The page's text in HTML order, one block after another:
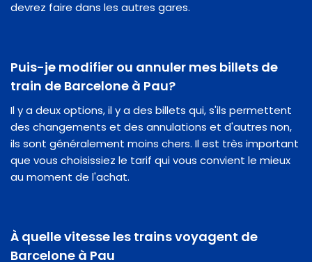
devrez faire dans les autres gares.
Puis-je modifier ou annuler mes billets de
train de Barcelone à Pau?
Il y a deux options, il y a des billets qui, s'ils permettent
des changements et des annulations et d'autres non,
ils sont généralement moins chers. Il est très important
que vous choisissiez le tarif qui vous convient le mieux
au moment de l'achat.
À quelle vitesse les trains voyagent de
Barcelone à Pau